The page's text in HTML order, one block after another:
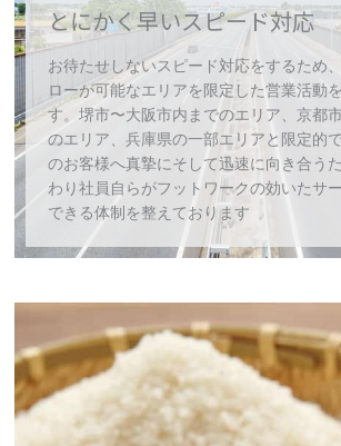
とにかく早いスピード対応
お待たせしないスピード対応をするため
ローが可能なエリアを限定した営業活動
す。堺市〜大阪市内までのエリア、京都
のエリア、兵庫県の一部エリアと限定的
のお客様へ真摯にそして迅速に向き合う
わり社員自らがフットワークの効いたサ
できる体制を整えております